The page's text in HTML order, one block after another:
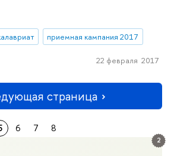
2
приемная кампания 2017
22 февраля 2017
страница
6 7 8